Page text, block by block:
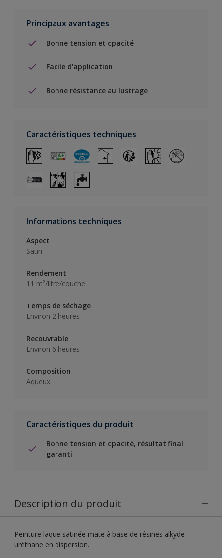
Principaux avantages
Bonne tension et opacité
Facile d'application
Bonne résistance au lustrage
Caractéristiques techniques
Informations techniques
Aspect
Satin
Rendement
11 m²/litre/couche
Temps de séchage
Environ 2 heures
Recouvrable
Environ 6 heures
Composition
Aqueux
Caractéristiques du produit
Bonne tension et opacité, résultat final
garanti
Description du produit
Peinture laque satinée mate à base de résines alkyde-
uréthane en dispersion.